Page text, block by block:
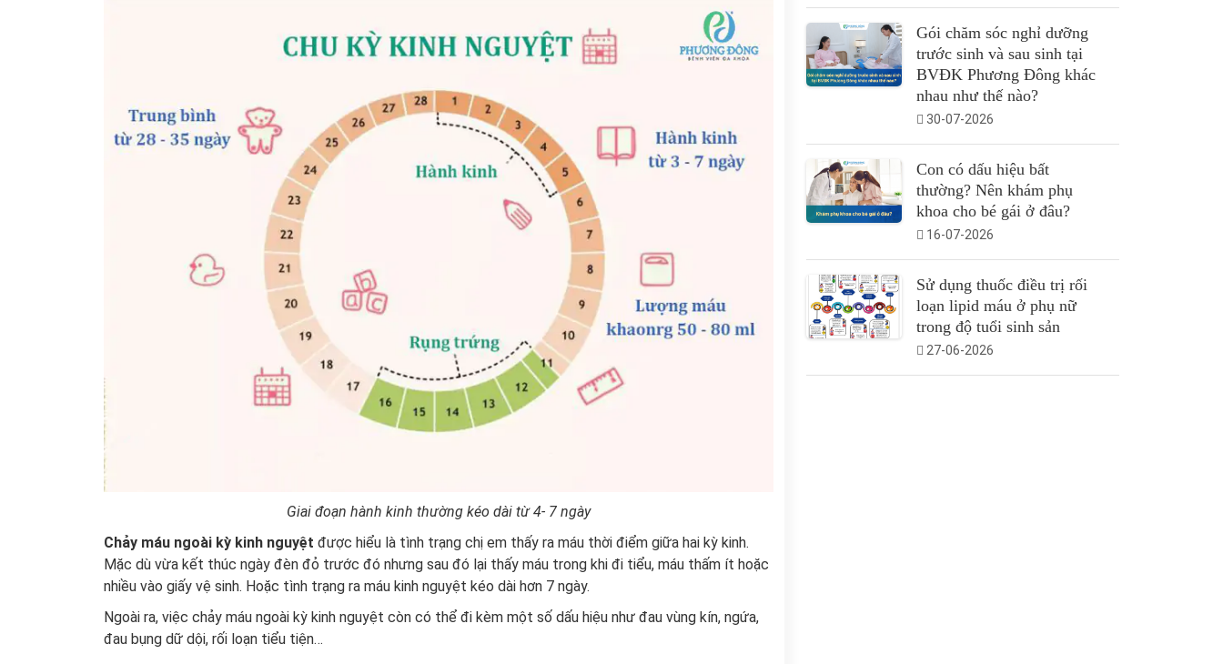
Giai đoạn hành kinh thường kéo dài từ 4- 7 ngày
Chảy máu ngoài kỳ kinh nguyệt được hiểu là tình trạng chị em thấy ra máu thời điểm giữa hai kỳ kinh.
Mặc dù vừa kết thúc ngày đèn đỏ trước đó nhưng sau đó lại thấy máu trong khi đi tiểu, máu thấm ít hoặc
nhiều vào giấy vệ sinh. Hoặc tình trạng ra máu kinh nguyệt kéo dài hơn 7 ngày.
Ngoài ra, việc chảy máu ngoài kỳ kinh nguyệt còn có thể đi kèm một số dấu hiệu như đau vùng kín, ngứa,
đau bụng dữ dội, rối loạn tiểu tiện…
Gói chăm sóc nghỉ dưỡng
trước sinh và sau sinh tại
BVĐK Phương Đông khác
nhau như thế nào?
30-07-2026
Con có dấu hiệu bất
thường? Nên khám phụ
khoa cho bé gái ở đâu?
16-07-2026
Sử dụng thuốc điều trị rối
loạn lipid máu ở phụ nữ
trong độ tuổi sinh sản
27-06-2026